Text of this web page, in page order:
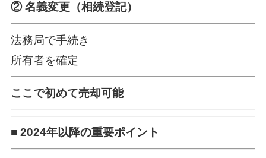
② 名義変更（相続登記）
法務局で手続き
所有者を確定
ここで初めて売却可能
■ 2024年以降の重要ポイント